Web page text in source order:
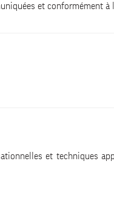
et conformément à
et techniques